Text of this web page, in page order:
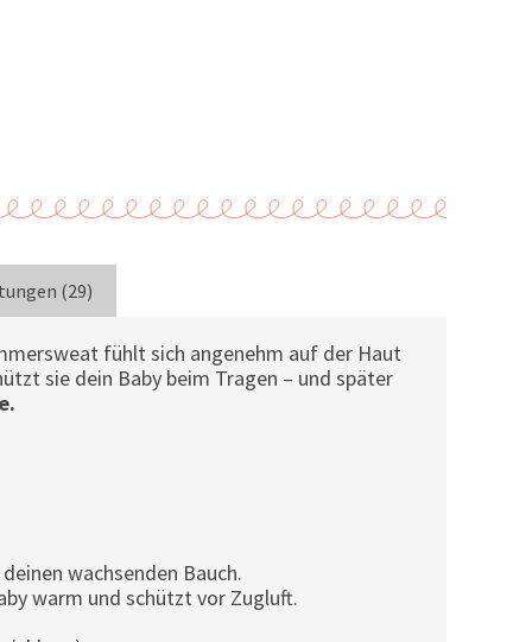
(29)
fühlt sich angenehm auf der Haut
sie dein Baby beim Tragen – und später
wachsenden Bauch.
warm und schützt vor Zugluft.